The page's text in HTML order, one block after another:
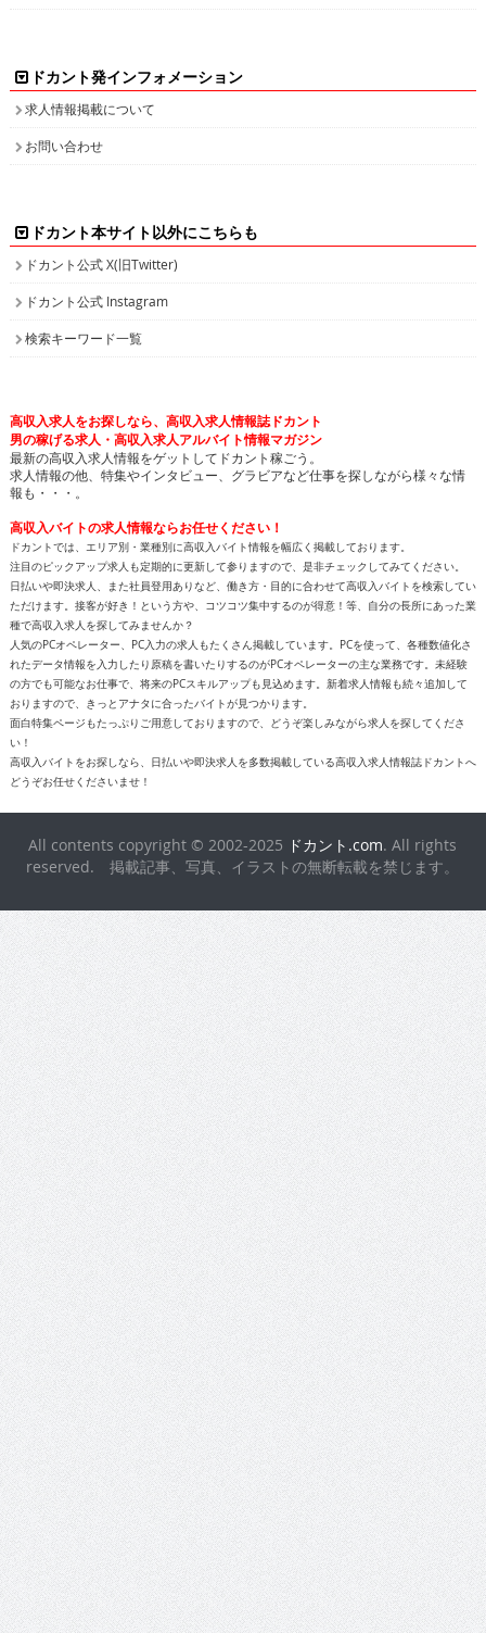
求人情報掲載について
お問い合わせ
ドカント公式 X(旧Twitter)
ドカント公式 Instagram
検索キーワード一覧
男の稼げる求人・高収入求人アルバイト情報マガジン
最新の高収入求人情報をゲットしてドカント稼ごう。
求人情報の他、特集やインタビュー、グラビアなど仕事を探しながら様々な情
報も・・・。
高収入バイトの求人情報ならお任せください！
ドカントでは、エリア別・業種別に高収入バイト情報を幅広く掲載しております。
注目のピックアップ求人も定期的に更新して参りますので、是非チェックしてみてください。
日払いや即決求人、また社員登用ありなど、働き方・目的に合わせて高収入バイトを検索してい
ただけます。接客が好き！という方や、コツコツ集中するのが得意！等、自分の長所にあった業
種で高収入求人を探してみませんか？
人気のPCオペレーター、PC入力の求人もたくさん掲載しています。PCを使って、各種数値化さ
れたデータ情報を入力したり原稿を書いたりするのがPCオペレーターの主な業務です。未経験
の方でも可能なお仕事で、将来のPCスキルアップも見込めます。新着求人情報も続々追加して
おりますので、きっとアナタに合ったバイトが見つかります。
面白特集ページもたっぷりご用意しておりますので、どうぞ楽しみながら求人を探してくださ
い！
どうぞお任せくださいませ！
All contents copyright © 2002-2025ドカント.com. All rights
reserved. 掲載記事、写真、イラストの無断転載を禁じます。